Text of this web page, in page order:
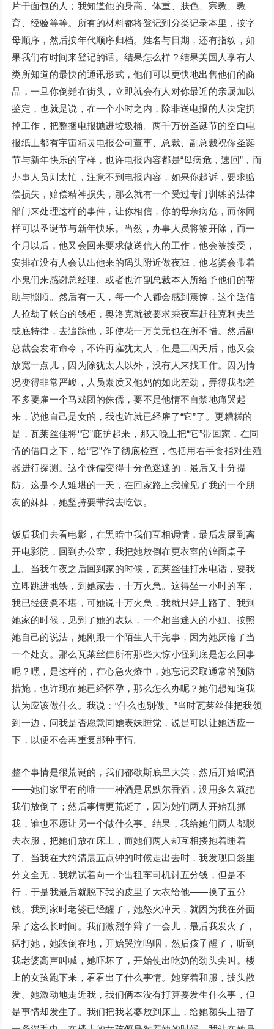
片干面包的人；我知道他的身高、体重、肤色、宗教、教
育、经验等等。所有的材料都将登记到分类记录本里，按字
母顺序，然后按年代顺序归档。姓名与日期，还有指纹，如
果我们有时间来登记的话。结果怎么样？结果美国人享有人
类所知道的最快的通讯形式，他们可以更快地出售他们的商
品，一旦你倒毙在街头，立即就会有人对你最近的亲属加以
鉴定，也就是说，在一个小时之内，除非送电报的人决定扔
掉工作，把整捆电报抛进垃圾桶。两千万份圣诞节的空白电
报纸上都有宇宙精灵电报公司董事、总裁、副总裁祝你圣诞
节与新年快乐的字样，也许电报内容都是“母病危，速回”，而
办事人员则太忙，注意不到电报内容，如果你起诉，要求赔
偿损失，赔偿精神损失，那么就有一个受过专门训练的法律
部门来处理这样的事件，让你相信，你的母亲病危，而你同
样可以圣诞节与新年快乐。当然，办事人员将被开除，而一
个月以后，他又会回来要求做送信人的工作，他会被接受，
安排在没有人会认出他来的码头附近做夜班，他老婆会带着
小鬼们来感谢总经理、或者也许副总裁本人所给予他们的帮
助与照顾。然后有一天，每一个人都会感到震惊，这个送信
人抢劫了帐台的钱柜，奥洛克就被要求乘夜车赶往克利夫兰
或底特律，去追踪他，即使花一万美元也在所不惜。然后副
总裁会发布命令，不许再雇犹太人，但是三四天后，他又会
放宽一点儿，因为除犹太人以外，没有人来找工作。因为情
况变得非常严峻，人员素质又他妈的如此差劲，弄得我都差
不多要雇一个马戏团的侏儒，要不是他情不自禁地痛哭起
来，说他自己是女的，我也许就已经雇了“它”了。更糟糕的
是，瓦莱丝佳将“它”庇护起来，那天晚上把“它”带回家，在同
情的借口之下，给“它”作了彻底检查，包括用右手食指对生殖
器进行探测。这个侏儒变得十分色迷迷的，最后又十分提
防。这是令人难堪的一天，在回家路上我撞见了我的一个朋
友的妹妹，她坚持要带我去吃饭。
饭后我们去看电影，在黑暗中我们互相调情，最后发展到离
开电影院，回到办公室，我把她放倒在更衣室的锌面桌子
上。当我午夜之后回到家的时候，瓦莱丝佳打来电话，要我
立即跳进地铁，到她家去，十万火急。这得坐一小时的车，
我已经疲惫不堪，可她说十万火急，我就只好上路了。我到
她家的时候，见到了她的表妹，一个相当迷人的小妞。按照
她自己的说法，她刚跟一个陌生人干完事，因为她厌倦了当
一个处女。那么瓦莱丝佳所有那些大惊小怪到底是怎么回事
呢？嘿，是这样的，在心急火燎中，她忘记采取通常的预防
措施，也许现在她已经怀孕，那么怎么办呢？她们想知道我
认为应该做什么。我说：“什么也别做。”当时瓦莱丝佳把我领
到一边，问我是否愿意同她表妹睡觉，说是可以让她适应一
下，以便不会再重复那种事情。
整个事情是很荒诞的，我们都歇斯底里大笑，然后开始喝酒
——她们家里有的唯一一种酒是居默尔香酒，没用多久就把
我们放倒了；然后事情更荒诞了，因为她们两人开始乱抓
我，谁也不愿让另一个做什么事。结果，我给她们两人都脱
去衣服，把她们放在床上，而她们两人却互相搂抱着睡着
了。当我在大约清晨五点钟的时候走出去时，我发现口袋里
分文全无，我就试着向一个出租车司机讨五分钱，但是不
行，于是我最后就脱下我的皮里子大衣给他——换了五分
钱。我到家时老婆已经醒了，她怒火冲天，就因为我在外面
呆了这么长时间。我们激烈争辩了一会儿，最后我发火了，
猛打她，她跌倒在地，开始哭泣呜咽，然后孩子醒了，听到
我老婆高声叫喊，她吓坏了，开始使出吃奶的劲头尖叫。楼
上的女孩跑下来，看看出了什么事情。她穿着和服，披头散
发。她激动地走近我，我们俩本没有打算要发生什么事，但
是事情却发生了。我们把我老婆放到床上，给她额头上捂了